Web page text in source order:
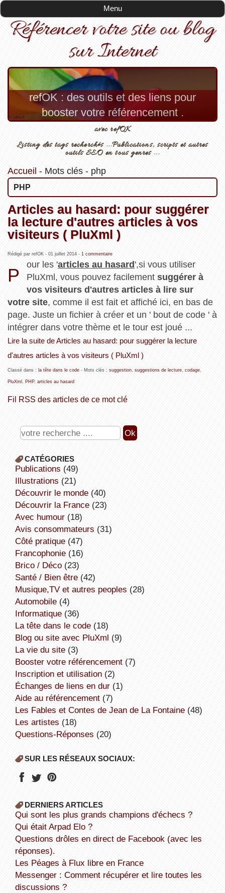
Menu
Référencer votre site ou blog
sur Internet
refOK : des outils et des liens pour
booster votre référencement .
avec refOK
Listing des tags recherchés ...Publications, scripts et autres
outils SEO en tous genres ...
Accueil - Mots clés- php
PHP
Articles au hasard: pour suggérer
la lecture d'autres articles à vos
visiteurs ( PluXml )
Rédigé par refOK - 01 juillet 2014- 1 commentaire
P
our les 'articles au hasard',si vous utiliser
PluXml, vous pouvez facilementsuggérer à
vos visiteurs d'autres articles à lire sur
votre site, comme il est fait et affiché ici, en bas de
page. Juste un fichier à créer et un ' bout de code ' à
intégrer dans votre thème et le tour est joué ...
Lire la suite de Articles au hasard: pour suggérer la lecture
d'autres articles à vos visiteurs ( PluXml )
Classé dans : la tête dans le code- Mots clés : suggestion, suggestions de lecture, codage,
PluXml PHP, articles au hasard
Fil RSS des articles de ce mot clé
CATÉGORIES
publications (49)
illustrations (21)
découvrir le monde(40)
découvrir la France(23)
avec humour(18)
avis consommateurs (31)
côté pratique(47)
Francophonie(16)
Brico / Déco(23)
Santé / Bien être(42)
Musique,TV et autres peoples (28)
Automobile(4)
informatique(36)
la tête dans le code(18)
Blog ou site avec PluXml (9)
la vie du site(3)
booster votre référencement(7)
inscription et utilisation(2)
échanges de liens en dur(1)
aide au référencement(7)
Les Fables et Contes de Jean de La Fontaine(48)
Les artistes (18)
Questions-Réponses (20)
SUR LES RÉSEAUX SOCIAUX:
DERNIERS ARTICLES
Qui sont les plus grands champions d'échecs ?
Qui était Arpad Elo ?
Questions drôles en direct de Facebook (avec les
réponses).
Les Péages à Flux libre en France
Messenger : Comment récupérer et lire toutes les
discussions ?